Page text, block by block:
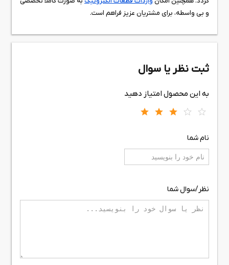
و بی واسطه، برای مشتریان عزیز فراهم است.
ثبت نظر یا سوال
به این محصول امتیاز دهید
نام شما
نظر/سوال شما